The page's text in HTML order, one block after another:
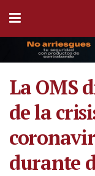
La OMS
de la
durante